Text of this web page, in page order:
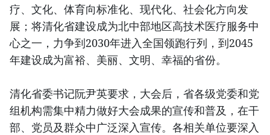
疗、文化、体育向标准化、现代化、社会化方向发
展；将清化省建设成为北中部地区高技术医疗服务中
心之一，力争到2030年进入全国领跑行列，到2045
年建设成为富裕、美丽、文明、幸福的省份。
清化省委书记阮尹英要求，大会后，省各级党委和党
组机构需集中精力做好大会成果的宣传和普及，在干
部、党员及群众中广泛深入宣传。各相关单位要深入